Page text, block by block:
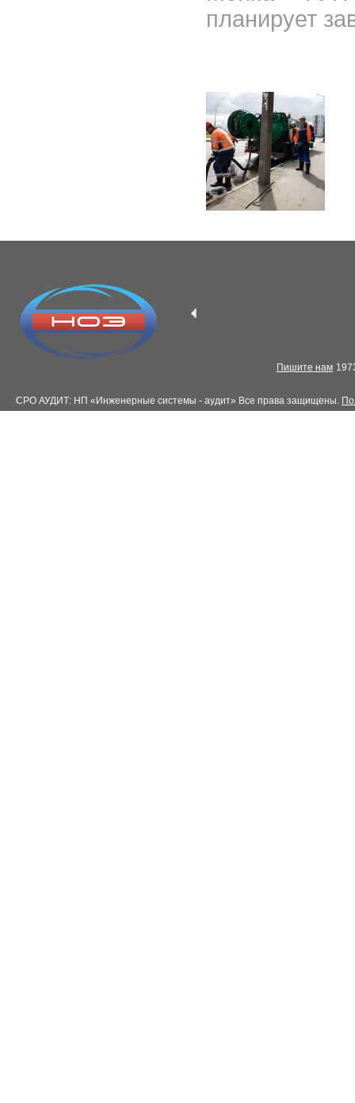
планирует
СРО АУДИТ: НП «Инженерные системы - аудит» Все права защищены.
Пишите нам